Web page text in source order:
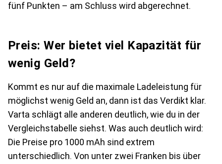
fünf Punkten – am Schluss wird abgerechnet.
Preis: Wer bietet viel Kapazität für
wenig Geld?
Kommt es nur auf die maximale Ladeleistung für
möglichst wenig Geld an, dann ist das Verdikt klar.
Varta schlägt alle anderen deutlich, wie du in der
Vergleichstabelle siehst. Was auch deutlich wird:
Die Preise pro 1000 mAh sind extrem
unterschiedlich. Von unter zwei Franken bis über